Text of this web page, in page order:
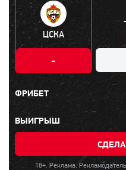
ЦСКА
-
ФРИБЕТ
ВЫИГРЫШ
18+. Реклама.